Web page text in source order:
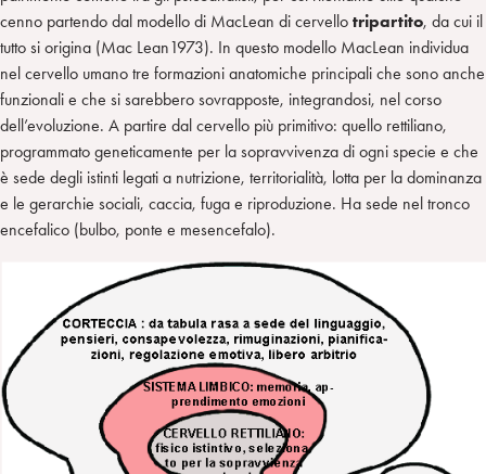
cenno partendo dal modello di MacLean di cervello tripartito, da cui il
tutto si origina (Mac Lean1973). In questo modello MacLean individua
nel cervello umano tre formazioni anatomiche principali che sono anche
funzionali e che si sarebbero sovrapposte, integrandosi, nel corso
dell’evoluzione. A partire dal cervello più primitivo: quello rettiliano,
programmato geneticamente per la sopravvivenza di ogni specie e che
è sede degli istinti legati a nutrizione, territorialità, lotta per la dominanza
e le gerarchie sociali, caccia, fuga e riproduzione. Ha sede nel tronco
encefalico (bulbo, ponte e mesencefalo).